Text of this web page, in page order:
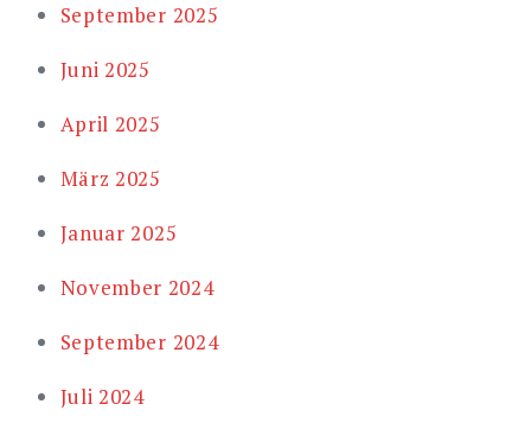
September 2025
Juni 2025
April 2025
März 2025
Januar 2025
November 2024
September 2024
Juli 2024